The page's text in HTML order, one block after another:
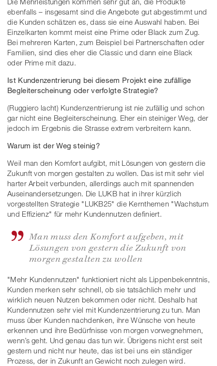
ebenfalls – insgesamt sind die Angebote gut abgestimmt und
die Kunden schätzen es, dass sie eine Auswahl haben. Bei
Einzelkarten kommt meist eine Prime oder Black zum Zug.
Bei mehreren Karten, zum Beispiel bei Partnerschaften oder
Familien, sind dies eher die Classic und dann eine Black
oder Prime mit dazu.
Ist Kundenzentrierung bei diesem Projekt eine zufällige
Begleiterscheinung oder verfolgte Strategie?
(Ruggiero lacht) Kundenzentrierung ist nie zufällig und schon
gar nicht eine Begleiterscheinung. Eher ein steiniger Weg, der
jedoch im Ergebnis die Strasse extrem verbreitern kann.
Warum ist der Weg steinig?
Weil man den Komfort aufgibt, mit Lösungen von gestern die
Zukunft von morgen gestalten zu wollen. Das ist mit sehr viel
harter Arbeit verbunden, allerdings auch mit spannenden
Auseinandersetzungen. Die LUKB hat in ihrer kürzlich
vorgestellten Strategie "LUKB25" die Kernthemen "Wachstum
und Effizienz" für mehr Kundennutzen definiert.
Man muss den Komfort aufgeben, mit
Lösungen von gestern die Zukunft von
morgen gestalten zu wollen
"Mehr Kundennutzen" funktioniert nicht als Lippenbekenntnis,
Kunden merken sehr schnell, ob sie tatsächlich mehr und
wirklich neuen Nutzen bekommen oder nicht. Deshalb hat
Kundennutzen sehr viel mit Kundenzentrierung zu tun. Man
muss über Kunden nachdenken, ihre Wünsche von heute
erkennen und ihre Bedürfnisse von morgen vorwegnehmen,
wenn’s geht. Und genau das tun wir. Übrigens nicht erst seit
gestern und nicht nur heute, das ist bei uns ein ständiger
Prozess, der in Zukunft an Gewicht noch zulegen wird.